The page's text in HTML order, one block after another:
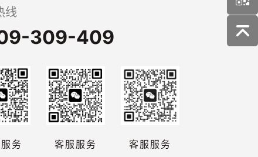
线
309-409
务 客服服务 客服服务